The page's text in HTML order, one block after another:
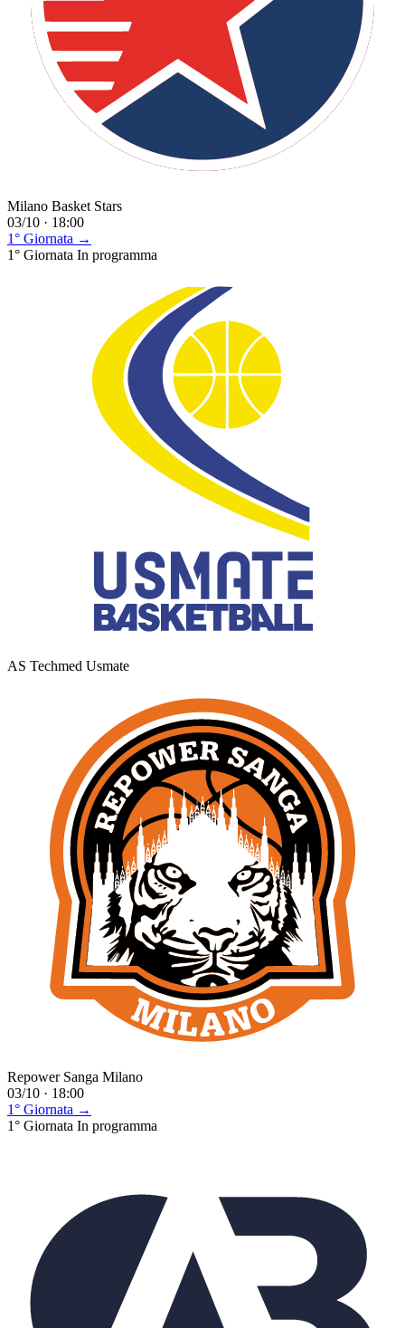
Milano Basket Stars
03/10 · 18:00
1° Giornata →
1° Giornata In programma
AS Techmed Usmate
Repower Sanga Milano
03/10 · 18:00
1° Giornata →
1° Giornata In programma